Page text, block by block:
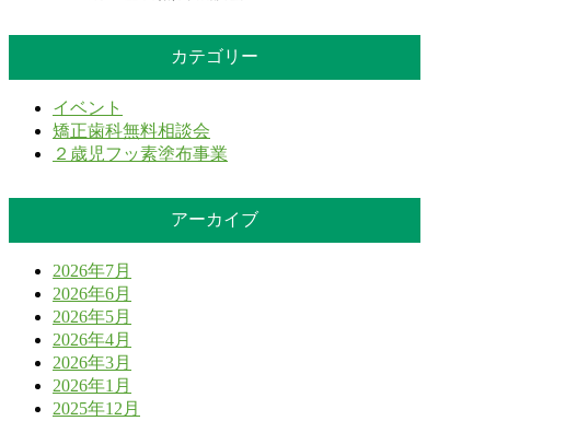
カテゴリー
イベント
矯正歯科無料相談会
２歳児フッ素塗布事業
アーカイブ
2026年7月
2026年6月
2026年5月
2026年4月
2026年3月
2026年1月
2025年12月